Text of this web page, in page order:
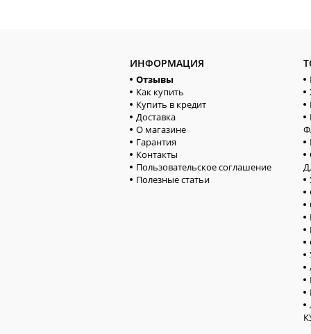
ИНФОРМАЦИЯ
Отзывы
Как купить
Купить в кредит
Доставка
О магазине
Гарантия
Контакты
Пользовательское соглашение
Полезные статьи